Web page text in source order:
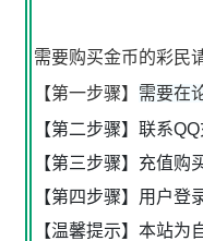
需要购买金币的彩民
【第一步骤】 需要在
【第二步骤】联系
【第三步骤】充值购
【第四步骤】用户
【温馨提示】本站为